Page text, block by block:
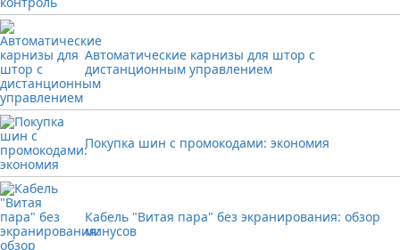
Автоматические карнизы для штор с
дистанционным управлением
Покупка шин с промокодами: экономия
Кабель "Витая пара" без экранирования: обзор
минусов